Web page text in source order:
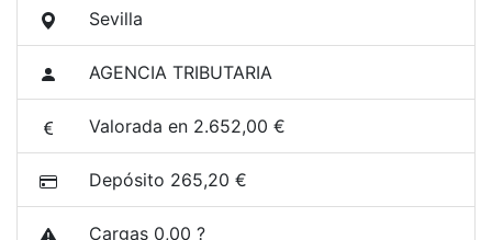
Sevilla
AGENCIA TRIBUTARIA
Valorada en 2.652,00 €
Depósito 265,20 €
Cargas 0,00 ?